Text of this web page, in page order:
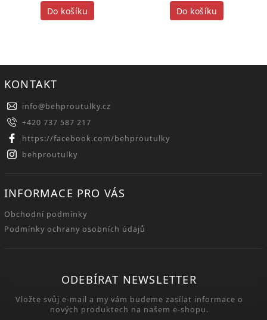
Do košíku Do košíku
KONTAKT
info@behproutulky.cz
+420 737 587 217
https://facebook.com/behproutulky
behproutulky
INFORMACE PRO VÁS
Obchodní podmínky
Podmínky ochrany osobních údajů
ODEBÍRAT NEWSLETTER
Vložte svůj e-mail a my vám budeme zasílat informace o
nových produktech na našem e-shopu.